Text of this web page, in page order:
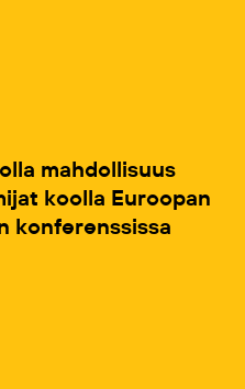
mahdollisuus
koolla Euroopan
konferenssissa